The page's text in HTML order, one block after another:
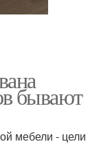
бывают
мебели - цели